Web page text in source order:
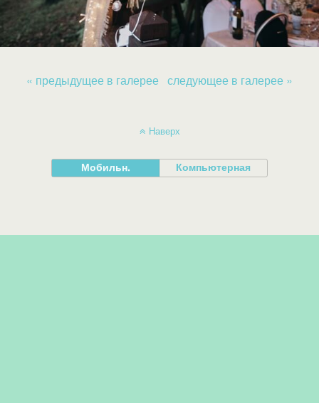
« предыдущее в галерее следующее в галерее »
Наверх
Мобильн. Компьютерная